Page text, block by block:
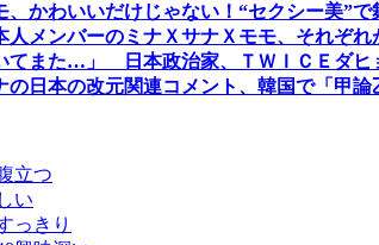
、かわいいだけじゃない！“セクシー美”で
人メンバーのミナＸサナＸモモ、それぞ
てまた…」 日本政治家、ＴＷＩＣＥダヒ
の日本の改元関連コメント、韓国で「甲論
立つ
い
っきり